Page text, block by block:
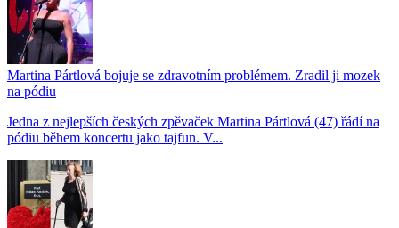
Martina Pártlová bojuje se zdravotním problémem. Zradil ji mozek
na pódiu
Jedna z nejlepších českých zpěvaček Martina Pártlová (47) řádí na
pódiu během koncertu jako tajfun. V...